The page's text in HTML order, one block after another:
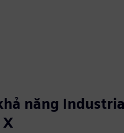
năng